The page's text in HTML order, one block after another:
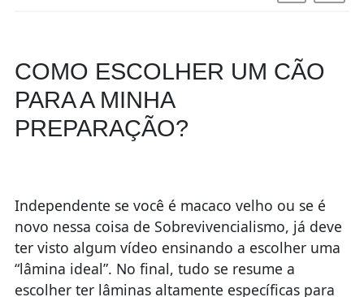
COMO ESCOLHER UM CÃO
PARA A MINHA
PREPARAÇÃO?
Independente se você é macaco velho ou se é
novo nessa coisa de Sobrevivencialismo, já deve
ter visto algum vídeo ensinando a escolher uma
“lâmina ideal”. No final, tudo se resume a
escolher ter lâminas altamente específicas para